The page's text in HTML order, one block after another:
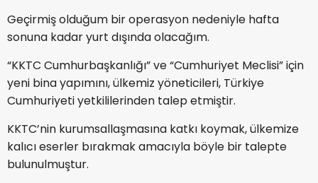
Geçirmiş olduğum bir operasyon nedeniyle hafta
sonuna kadar yurt dışında olacağım.
“KKTC Cumhurbaşkanlığı” ve “Cumhuriyet Meclisi” için
yeni bina yapımını, ülkemiz yöneticileri, Türkiye
Cumhuriyeti yetkililerinden talep etmiştir.
KKTC’nin kurumsallaşmasına katkı koymak, ülkemize
kalıcı eserler bırakmak amacıyla böyle bir talepte
bulunulmuştur.